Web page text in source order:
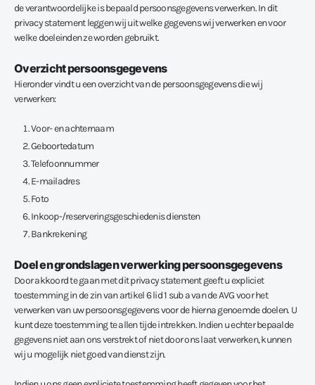
de verantwoordelijke is bepaald persoonsgegevens verwerken. In dit
privacy statement leggen wij uit welke gegevens wij verwerken en voor
welke doeleinden ze worden gebruikt.
Overzicht persoonsgegevens
Hieronder vindt u een overzicht van de persoonsgegevens die wij
verwerken:
Voor- en achternaam
Geboortedatum
Telefoonnummer
E-mailadres
Foto
Inkoop-/reserveringsgeschiedenis diensten
Bankrekening
Doel en grondslagen verwerking persoonsgegevens
Door akkoord te gaan met dit privacy statement geeft u expliciet
toestemming in de zin van artikel 6 lid 1 sub a van de AVG voor het
verwerken van uw persoonsgegevens voor de hierna genoemde doelen. U
kunt deze toestemming te allen tijde intrekken. Indien u echter bepaalde
gegevens niet aan ons verstrekt of niet door ons laat verwerken, kunnen
wij u mogelijk niet goed van dienst zijn.